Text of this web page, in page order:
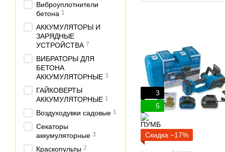
3
5
Скидка −17%
Виброуплотнители
бетона 1
АККУМУЛЯТОРЫ И
ЗАРЯДНЫЕ
УСТРОЙСТВА 7
ВИБРАТОРЫ ДЛЯ
БЕТОНА
АККУМУЛЯТОРНЫЕ 3
ГАЙКОВЕРТЫ
АККУМУЛЯТОРНЫЕ 1
Воздуходувки садовые 1
Секаторы
аккумуляторные 3
Краскопульты 2